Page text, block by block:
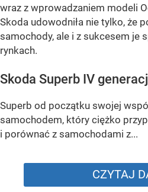
wraz z wprowadzaniem modeli
Skoda udowodniła nie tylko, że
samochody, ale i z sukcesem je
rynkach.
Skoda Superb IV
Superb od początku swojej
samochodem, który ciężko
i porównać z samochodami z...
CZYTAJ